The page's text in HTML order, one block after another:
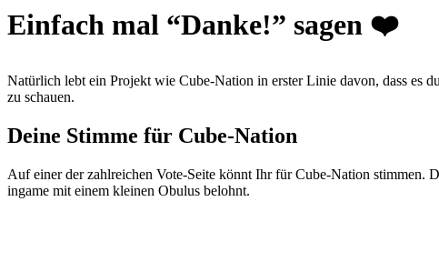
Einfach mal “Danke!” sagen ❤️
Natürlich lebt ein Projekt wie Cube-Nation in erster Linie davon, dass es
zu schauen.
Deine Stimme für Cube-Nation
Auf einer der zahlreichen Vote-Seite könnt Ihr für Cube-Nation stimmen.
ingame mit einem kleinen Obulus belohnt.